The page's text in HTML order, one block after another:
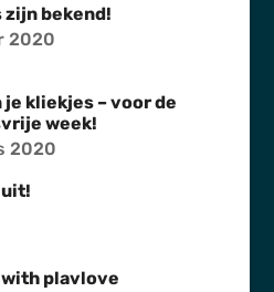
zijn bekend!
2020
je kliekjes – voor de
week!
2020
uit!
with plavlove